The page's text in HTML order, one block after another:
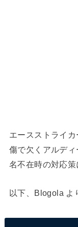
エースストライ
傷で欠くアルデ
名不在時の対応策
以下、Blogola よ